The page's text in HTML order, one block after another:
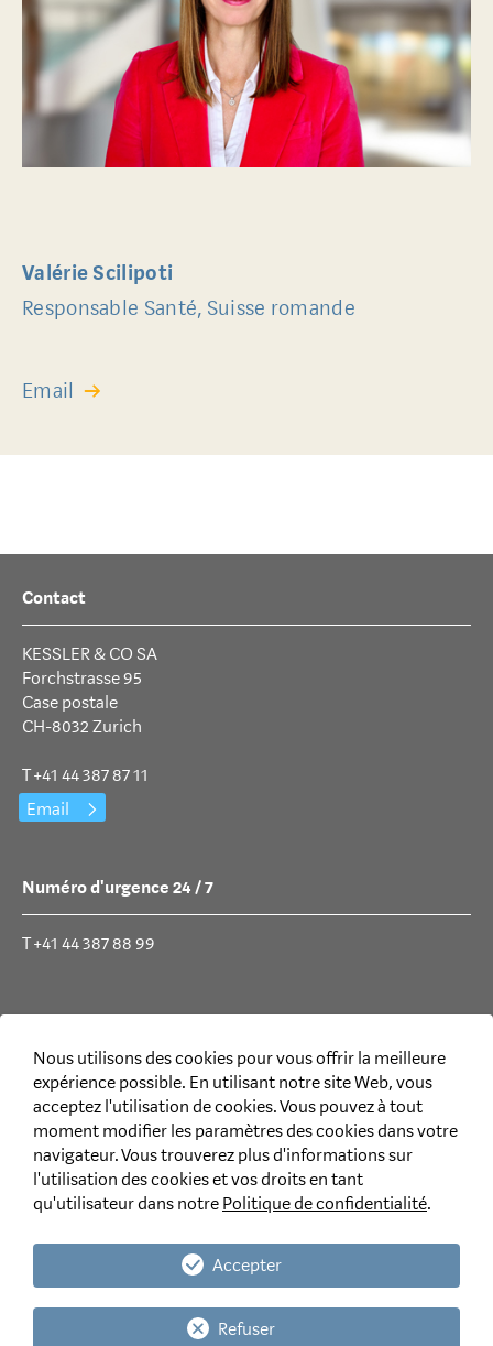
Valérie Scilipoti
Responsable Santé, Suisse romande
Email
Contact
KESSLER & CO SA
Forchstrasse 95
Case postale
CH-8032 Zurich
T +41 44 387 87 11
Email
Numéro d'urgence 24 / 7
T +41 44 387 88 99
Médias sociaux
Informations juridiques
Déclaration de protection des données CH
Déclaration de protection des données pour le personnel et
les candidats et candidates à un emploi
Conditions générales d’affaires
Nous utilisons des cookies pour vous offrir la meilleure
expérience possible. En utilisant notre site Web, vous
acceptez l'utilisation de cookies. Vous pouvez à tout
moment modifier les paramètres des cookies dans votre
navigateur. Vous trouverez plus d'informations sur
l'utilisation des cookies et vos droits en tant
qu'utilisateur dans notrePolitique de confidentialité.
Refuser
Accepter